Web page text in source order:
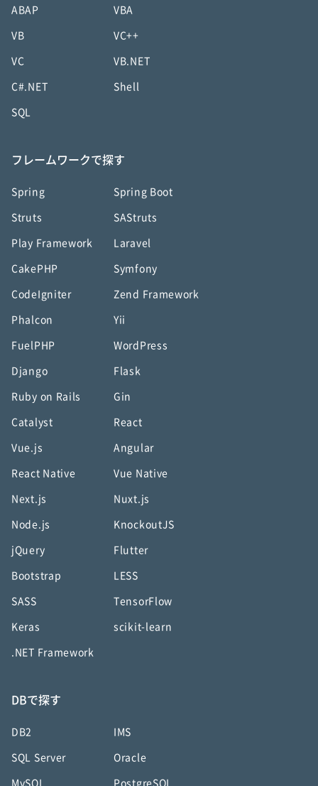
ABAP VBA
VB VC++
VC VB.NET
C#.NET Shell
SQL
フレームワークで探す
Spring Spring Boot
Struts SAStruts
Play Framework Laravel
CakePHP Symfony
CodeIgniter Zend Framework
Phalcon Yii
FuelPHP WordPress
Django Flask
Ruby on Rails Gin
Catalyst React
Vue.js Angular
React Native Vue Native
Next.js Nuxt.js
Node.js KnockoutJS
jQuery Flutter
Bootstrap LESS
SASS TensorFlow
Keras scikit-learn
.NET Framework
DBで探す
DB2 IMS
SQL Server Oracle
MySQL PostgreSQL